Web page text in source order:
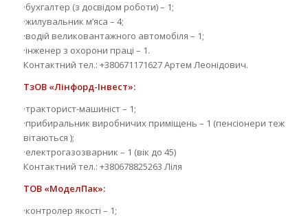
·бухгалтер (з досвідом роботи) – 1;
·жилувальник м’яса – 4;
·водій великовантажного автомобіля – 1;
·інженер з охорони праці – 1.
Контактний тел.: +380671171627 Артем Леонідович.
ТзОВ «Лінфорд-Інвест»:
·тракторист-машиніст – 1;
·прибиральник виробничих приміщень – 1 (пенсіонери теж
вітаються );
·електрогазозварник – 1 (вік до 45)
Контактний тел.: +380678825263 Ліля
ТОВ «МоделПак»:
·контролер якості – 1;